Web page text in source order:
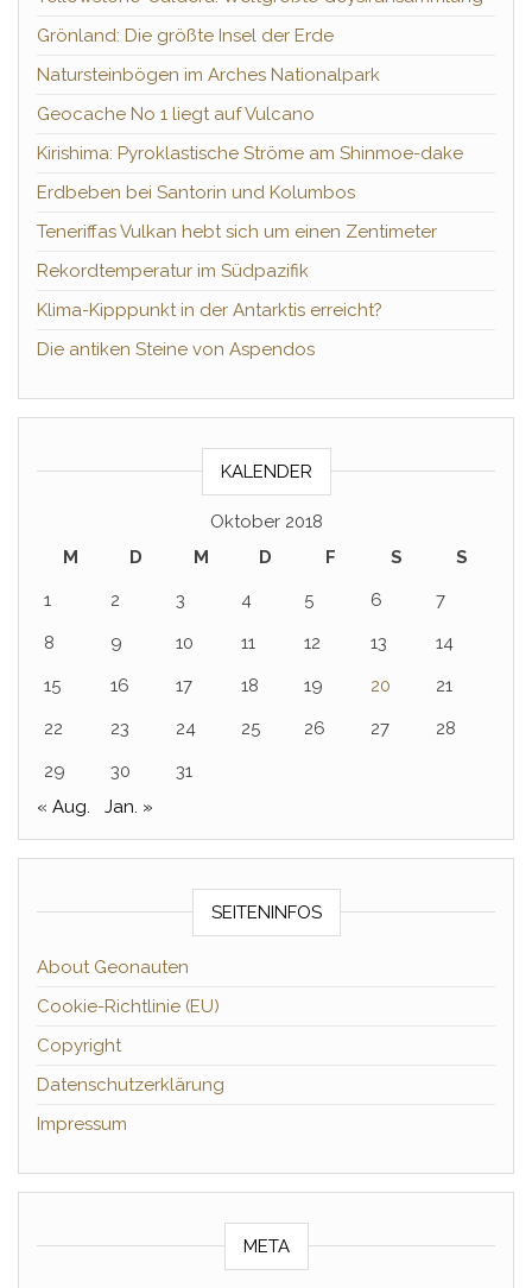
Grönland: Die größte Insel der Erde
Natursteinbögen im Arches Nationalpark
Geocache No 1 liegt auf Vulcano
Kirishima: Pyroklastische Ströme am Shinmoe-dake
Erdbeben bei Santorin und Kolumbos
Teneriffas Vulkan hebt sich um einen Zentimeter
Rekordtemperatur im Südpazifik
Klima-Kipppunkt in der Antarktis erreicht?
Die antiken Steine von Aspendos
KALENDER
Oktober 2018
M
D M D F S
S
1
2 3 4 5 6
7
8
9 10 11 12 13
14
15
16 17 18 19 20
21
22
23 24 25 26 27
28
29
30
31
« Aug.
Jan. »
SEITENINFOS
About Geonauten
Cookie-Richtlinie (EU)
Copyright
Datenschutzerklärung
Impressum
META